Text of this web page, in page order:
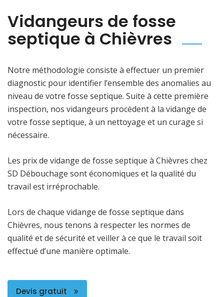
Vidangeurs de fosse
septique à Chièvres
Notre méthodologie consiste à effectuer un premier
diagnostic pour identifier l’ensemble des anomalies au
niveau de votre fosse septique. Suite à cette première
inspection, nos vidangeurs procèdent à la vidange de
votre fosse septique, à un nettoyage et un curage si
nécessaire.
Les prix de vidange de fosse septique à Chièvres chez
SD Débouchage sont économiques et la qualité du
travail est irréprochable.
Lors de chaque vidange de fosse septique dans
Chièvres, nous tenons à respecter les normes de
qualité et de sécurité et veiller à ce que le travail soit
effectué d’une manière optimale.
Devis gratuit